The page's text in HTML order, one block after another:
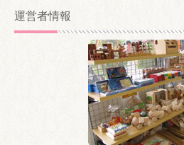
カ
イ
運営者情報